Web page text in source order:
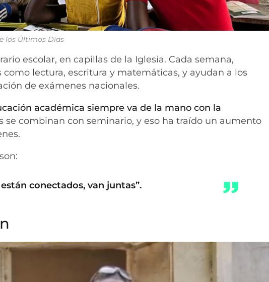
los Últimos Días
escolar, en capillas de la Iglesia. Cada semana,
lectura, escritura y matemáticas, y ayudan a los
de exámenes nacionales.
académica siempre va de la mano con la
se combinan con seminario, y eso ha traído un aumento
conectados, van juntas”.